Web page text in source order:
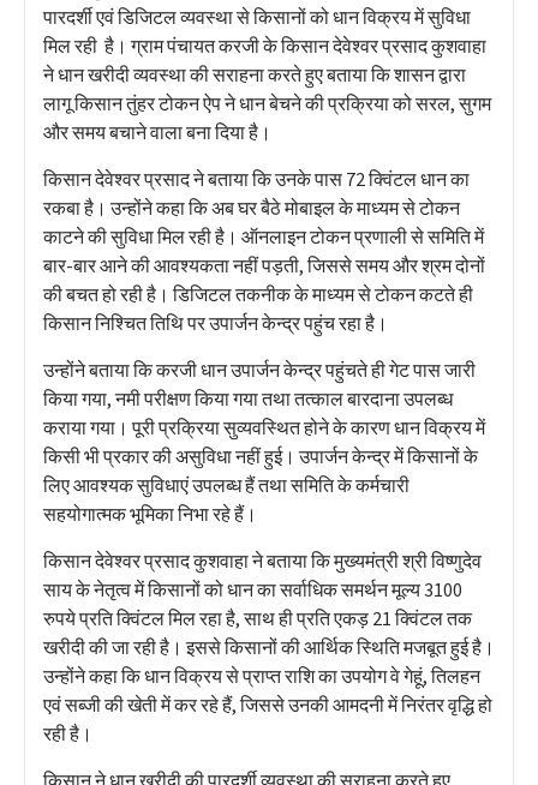
पारदर्शी एवं डिजिटल व्यवस्था से किसानों को धान विक्रय में सुविधा
मिल रही है। ग्राम पंचायत करजी के किसान देवेश्वर प्रसाद कुशवाहा
ने धान खरीदी व्यवस्था की सराहना करते हुए बताया कि शासन द्वारा
लागू किसान तुंहर टोकन ऐप ने धान बेचने की प्रक्रिया को सरल, सुगम
और समय बचाने वाला बना दिया है।
किसान देवेश्वर प्रसाद ने बताया कि उनके पास 72 क्विंटल धान का
रकबा है। उन्होंने कहा कि अब घर बैठे मोबाइल के माध्यम से टोकन
काटने की सुविधा मिल रही है। ऑनलाइन टोकन प्रणाली से समिति में
बार-बार आने की आवश्यकता नहीं पड़ती, जिससे समय और श्रम दोनों
की बचत हो रही है। डिजिटल तकनीक के माध्यम से टोकन कटते ही
किसान निश्चित तिथि पर उपार्जन केन्द्र पहुंच रहा है।
उन्होंने बताया कि करजी धान उपार्जन केन्द्र पहुंचते ही गेट पास जारी
किया गया, नमी परीक्षण किया गया तथा तत्काल बारदाना उपलब्ध
कराया गया। पूरी प्रक्रिया सुव्यवस्थित होने के कारण धान विक्रय में
किसी भी प्रकार की असुविधा नहीं हुई। उपार्जन केन्द्र में किसानों के
लिए आवश्यक सुविधाएं उपलब्ध हैं तथा समिति के कर्मचारी
सहयोगात्मक भूमिका निभा रहे हैं।
किसान देवेश्वर प्रसाद कुशवाहा ने बताया कि मुख्यमंत्री श्री विष्णुदेव
साय के नेतृत्व में किसानों को धान का सर्वाधिक समर्थन मूल्य 3100
रुपये प्रति क्विंटल मिल रहा है, साथ ही प्रति एकड़ 21 क्विंटल तक
खरीदी की जा रही है। इससे किसानों की आर्थिक स्थिति मजबूत हुई है।
उन्होंने कहा कि धान विक्रय से प्राप्त राशि का उपयोग वे गेहूं, तिलहन
एवं सब्जी की खेती में कर रहे हैं, जिससे उनकी आमदनी में निरंतर वृद्धि हो
रही है।
किसान ने धान खरीदी की पारदर्शी व्यवस्था की सराहना करते हुए